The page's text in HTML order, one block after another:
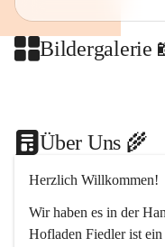
Bildergalerie
Über Uns 🌾
Herzlich Willkommen!
Wir haben es in der
Hofladen Fiedler ist